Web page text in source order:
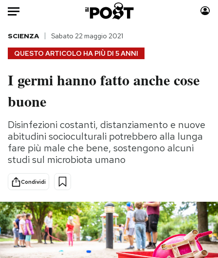
Auto
HOME
Italia
Politica
Tecnologia
Internet
Scienza
Cultura
Economia
Moda
Storie/Idee
Ok Boomer!
Media
Europa
PODCAST
QUESTO ARTICOLO HA PIÙ DI 5 ANNI
SCIENZA Sabato 22 maggio 2021
I germi hanno fatto anche cose
buone
Disinfezioni costanti, distanziamento e nuove
abitudini socioculturali potrebbero alla lunga
fare più male che bene, sostengono alcuni
studi sul microbiota umano
Condividi